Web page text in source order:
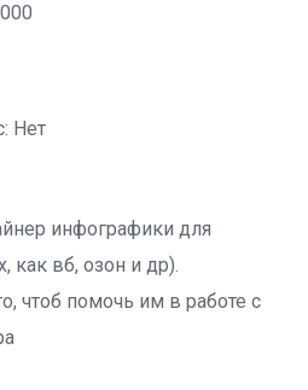
Нет
инфографики для
как вб, озон и др).
чтоб помочь им в работе с